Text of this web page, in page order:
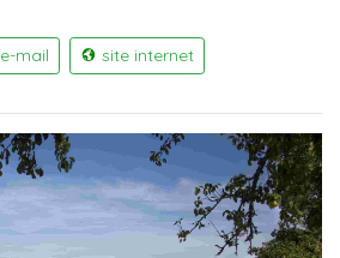
e-mail site internet